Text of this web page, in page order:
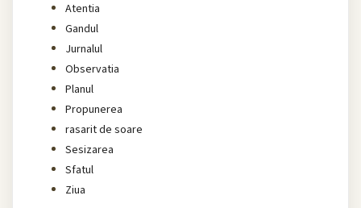
Atentia
Gandul
Jurnalul
Observatia
Planul
Propunerea
rasarit de soare
Sesizarea
Sfatul
Ziua